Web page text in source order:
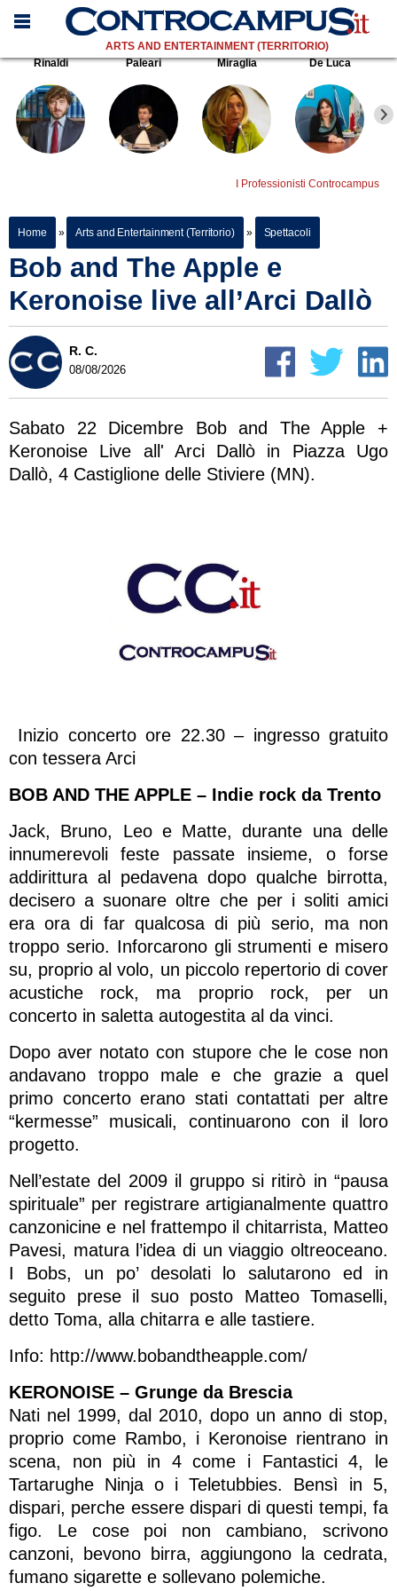
ARTS AND ENTERTAINMENT (TERRITORIO)
Rinaldi
Paleari Miraglia De Luca
I Professionisti Controcampus
Home » Arts and Entertainment (Territorio) » Spettacoli
Bob and The Apple e
Keronoise live all’Arci Dallò
R. C.
08/08/2026
Sabato 22 Dicembre Bob and The Apple +
Keronoise Live all' Arci Dallò in Piazza Ugo
Dallò, 4 Castiglione delle Stiviere (MN).
Inizio concerto ore 22.30 – ingresso gratuito
con tessera Arci
BOB AND THE APPLE – Indie rock da Trento
Jack, Bruno, Leo e Matte, durante una delle
innumerevoli feste passate insieme, o forse
addirittura al pedavena dopo qualche birrotta,
decisero a suonare oltre che per i soliti amici
era ora di far qualcosa di più serio, ma non
troppo serio. Inforcarono gli strumenti e misero
su, proprio al volo, un piccolo repertorio di cover
acustiche rock, ma proprio rock, per un
concerto in saletta autogestita al da vinci.
Dopo aver notato con stupore che le cose non
andavano troppo male e che grazie a quel
primo concerto erano stati contattati per altre
“kermesse” musicali, continuarono con il loro
progetto.
Nell’estate del 2009 il gruppo si ritirò in “pausa
spirituale” per registrare artigianalmente quattro
canzonicine e nel frattempo il chitarrista, Matteo
Pavesi, matura l’idea di un viaggio oltreoceano.
I Bobs, un po’ desolati lo salutarono ed in
seguito prese il suo posto Matteo Tomaselli,
detto Toma, alla chitarra e alle tastiere.
Info: http://www.bobandtheapple.com/
KERONOISE – Grunge da Brescia
Nati nel 1999, dal 2010, dopo un anno di stop,
proprio come Rambo, i Keronoise rientrano in
scena, non più in 4 come i Fantastici 4, le
Tartarughe Ninja o i Teletubbies. Bensì in 5,
dispari, perche essere dispari di questi tempi, fa
figo. Le cose poi non cambiano, scrivono
canzoni, bevono birra, aggiungono la cedrata,
fumano sigarette e sollevano polemiche.